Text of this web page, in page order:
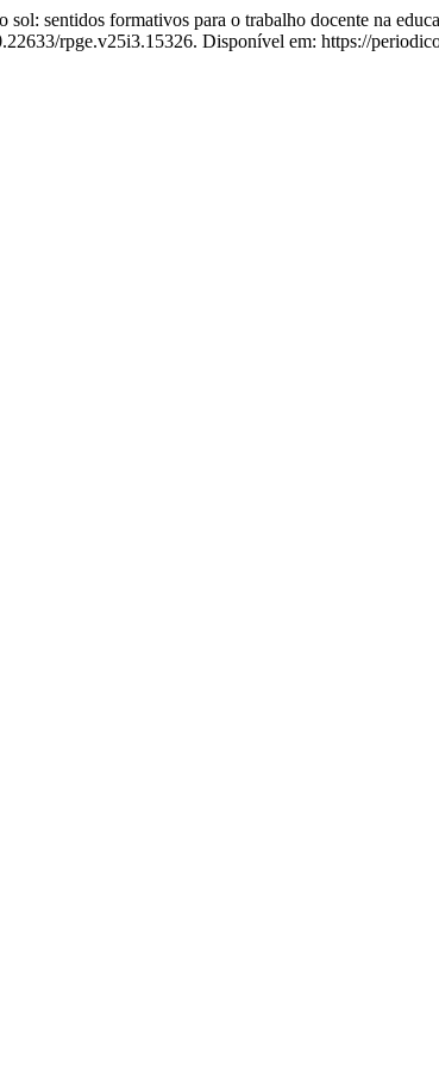
sentidos formativos para o trabalho docente na
rpge.v25i3.15326. Disponível em: https://